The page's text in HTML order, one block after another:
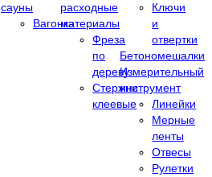
сауны
Вагонка
расходные
материалы
Фреза
по
дереву
Стержни
клеевые
Ключи
и
отвертки
Бетономешалки
Измерительный
инструмент
Линейки
Мерные
ленты
Отвесы
Рулетки